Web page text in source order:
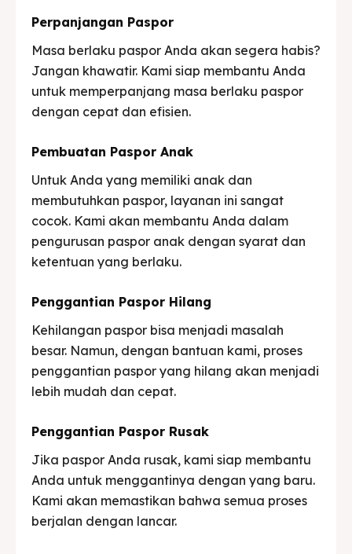
Perpanjangan Paspor
Masa berlaku paspor Anda akan segera habis?
Jangan khawatir. Kami siap membantu Anda
untuk memperpanjang masa berlaku paspor
dengan cepat dan efisien.
Pembuatan Paspor Anak
Untuk Anda yang memiliki anak dan
membutuhkan paspor, layanan ini sangat
cocok. Kami akan membantu Anda dalam
pengurusan paspor anak dengan syarat dan
ketentuan yang berlaku.
Penggantian Paspor Hilang
Kehilangan paspor bisa menjadi masalah
besar. Namun, dengan bantuan kami, proses
penggantian paspor yang hilang akan menjadi
lebih mudah dan cepat.
Penggantian Paspor Rusak
Jika paspor Anda rusak, kami siap membantu
Anda untuk menggantinya dengan yang baru.
Kami akan memastikan bahwa semua proses
berjalan dengan lancar.